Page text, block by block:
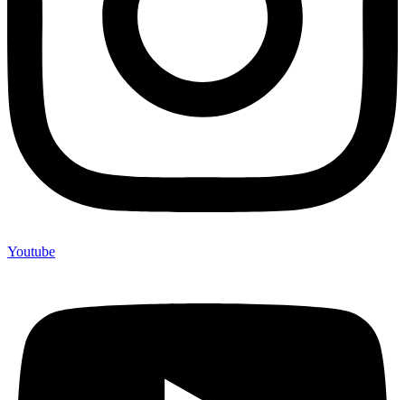
Youtube